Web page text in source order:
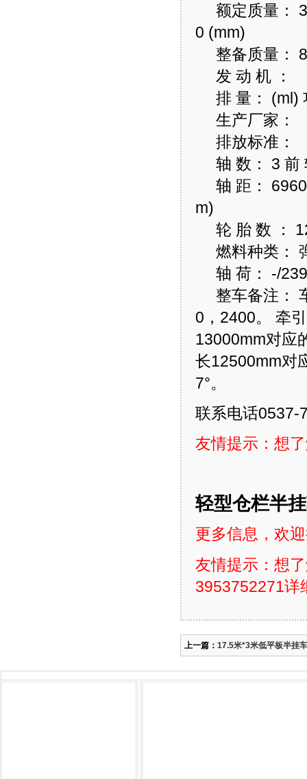
额定质量：
0 (mm)
整备质量：
发 动 机 ：
排 量： (ml)
生产厂家：
排放标准：
轴 数： 3 前
轴 距：
m)
轮 胎 数 ：
燃料种类：
轴 荷： -/
整车备注：
0，2400。 牵
13000mm对应
长12500mm对
7°。
联系电话0537-
友情提示：想
轻型仓栏半
更多信息，欢
友情提示：想
3953752271详
上一篇： 17.5米*3米低平板半挂车